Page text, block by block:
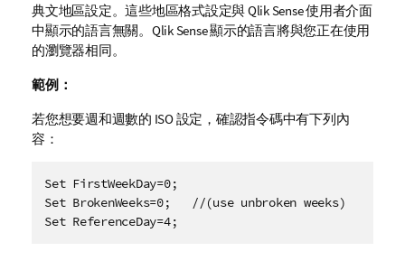
典文地區設定。這些地區格式設定與Qlik Sense使用者介面
中顯示的語言無關。 Qlik Sense顯示的語言將與您正在使用
的瀏覽器相同。
範例：
若您想要週和週數的 ISO 設定，確認指令碼中有下列內
容：
Set FirstWeekDay=0;
Set BrokenWeeks=0;   //(use unbroken weeks)
Set ReferenceDay=4;